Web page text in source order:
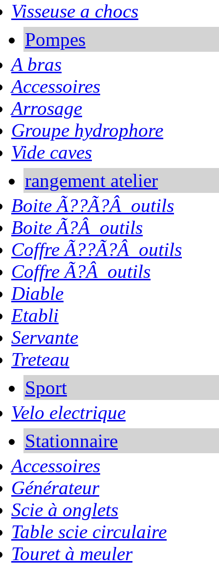
Visseuse a chocs
Pompes
A bras
Accessoires
Arrosage
Groupe hydrophore
Vide caves
rangement atelier
Boite Ã??Ã?Â outils
Boite Ã?Â outils
Coffre Ã??Ã?Â outils
Coffre Ã?Â outils
Diable
Etabli
Servante
Treteau
Sport
Velo electrique
Stationnaire
Accessoires
Générateur
Scie à onglets
Table scie circulaire
Touret à meuler